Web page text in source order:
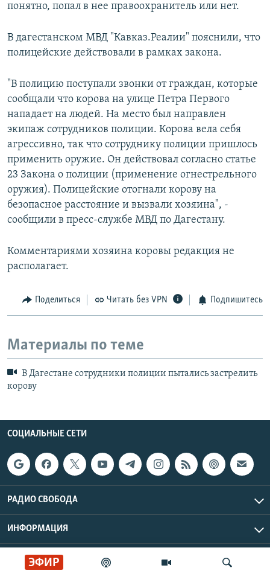
ЭФИР
понятно, попал в нее правоохранитель или нет.
В дагестанском МВД "Кавказ.Реалии" пояснили, что
полицейские действовали в рамках закона.
"В полицию поступали звонки от граждан, которые
сообщали что корова на улице Петра Первого
нападает на людей. На место был направлен
экипаж сотрудников полиции. Корова вела себя
агрессивно, так что сотруднику полиции пришлось
применить оружие. Он действовал согласно статье
23 Закона о полиции (применение огнестрельного
оружия). Полицейские отогнали корову на
безопасное расстояние и вызвали хозяина", -
сообщили в пресс-службе МВД по Дагестану.
Комментариями хозяина коровы редакция не
располагает.
Поделиться Читать без VPN Подпишитесь
Материалы по теме
В Дагестане сотрудники полиции пытались застрелить
корову
СОЦИАЛЬНЫЕ СЕТИ
РАДИО СВОБОДА
ИНФОРМАЦИЯ
Радио Свобода © 2026 RFE/RL, Inc. | Все права защищены.